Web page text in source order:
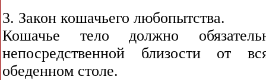
3. Закон кошачьего любопытства.
Кошачье тело должно
непосредственной близости от
обеденном столе.